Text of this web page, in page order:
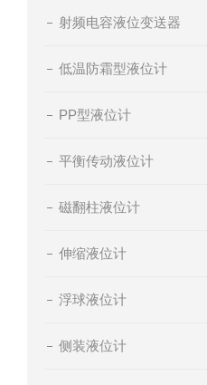
射频电容液位变送器
低温防霜型液位计
PP型液位计
平衡传动液位计
磁翻柱液位计
伸缩液位计
浮球液位计
侧装液位计